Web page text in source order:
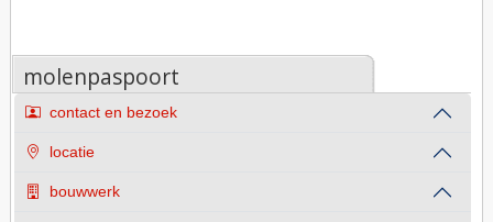
molenpaspoort
contact en bezoek
locatie
bouwwerk